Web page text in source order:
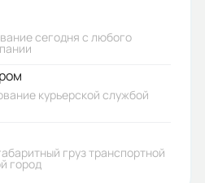
обсадной
сегодня с любого
курьерской службой
груз транспортной
город